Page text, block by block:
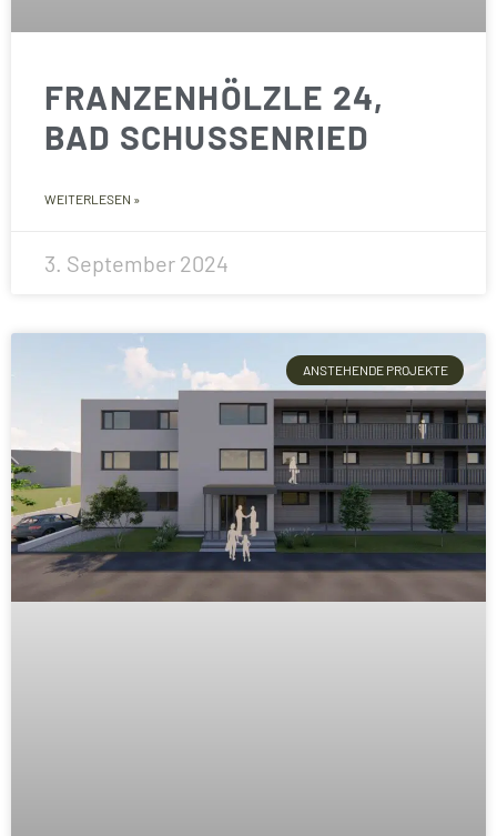
FRANZENHÖLZLE 24,
BAD SCHUSSENRIED
WEITERLESEN »
3. September 2024
ANSTEHENDE PROJEKTE